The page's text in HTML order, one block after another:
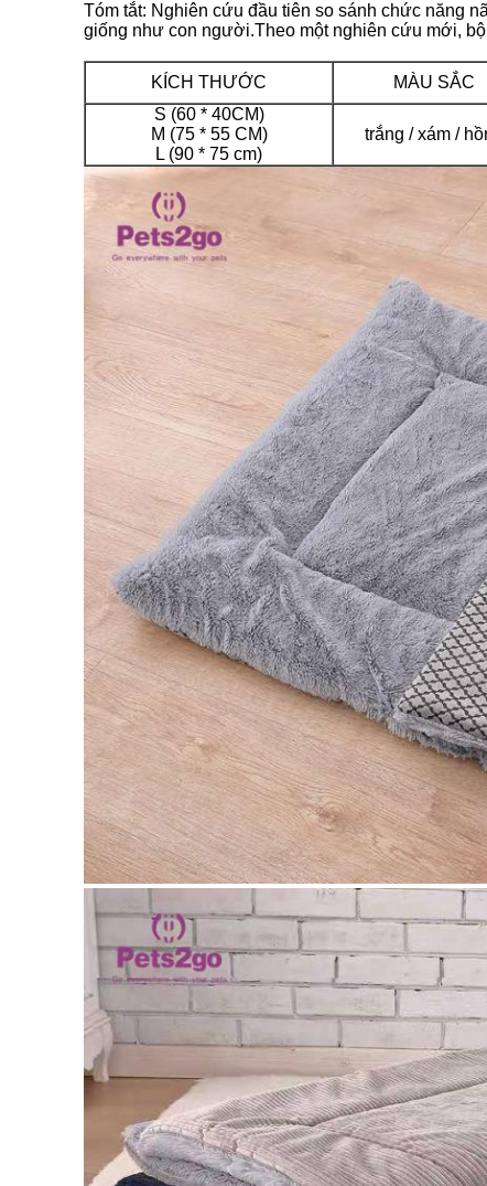
Tóm tắt: Nghiên cứu đầu tiên so sánh chức năng
giống như con người.Theo một nghiên cứu mới,
KÍCH THƯỚC MÀU SẮC
S (60 * 40CM)
M (75 * 55 CM)
L (90 * 75 cm)
trắng / xám /